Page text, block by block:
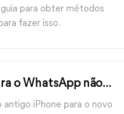
para obter métodos
fazer isso.
o WhatsApp não
iPhoneiPhone para o novo